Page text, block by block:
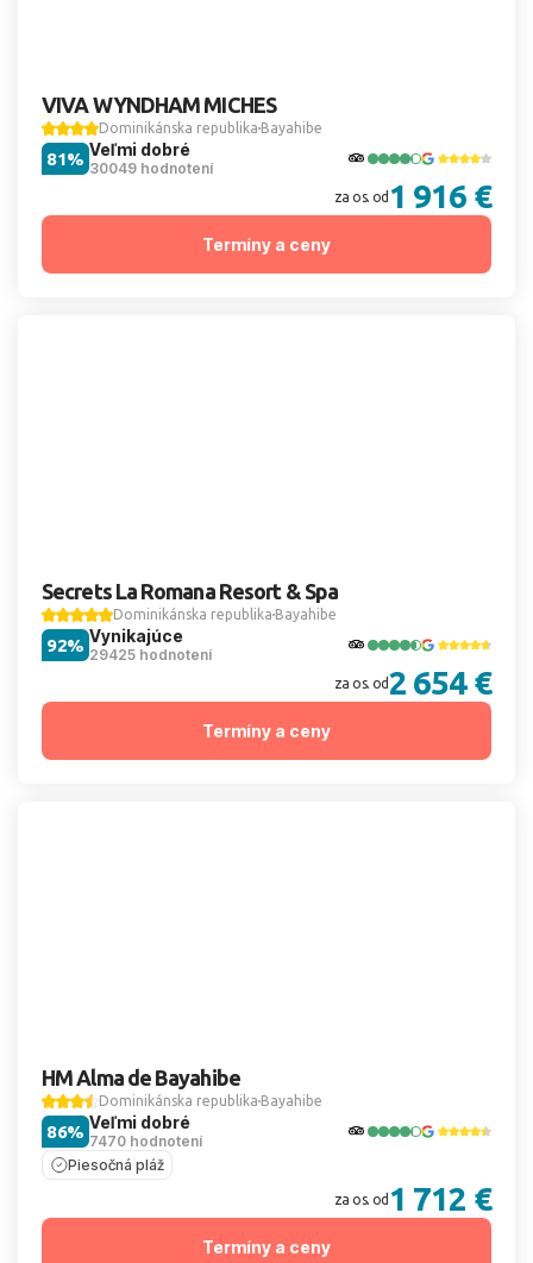
VIVA WYNDHAM MICHES
Dominikánska republika Bayahibe
Veľmi dobré
30049 hodnotení
81%
za os. od 1 916 €
Termíny a ceny
Secrets La Romana Resort & Spa
Dominikánska republika Bayahibe
Vynikajúce
29425 hodnotení
92%
za os. od2 654 €
Termíny a ceny
HM Alma de Bayahibe
Dominikánska republika Bayahibe
Veľmi dobré
7470 hodnotení
86%
Piesočná pláž
za os. od 1 712 €
Termíny a ceny